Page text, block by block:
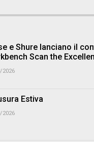
e Shure lanciano il
Scan the
2026
Estiva
2026